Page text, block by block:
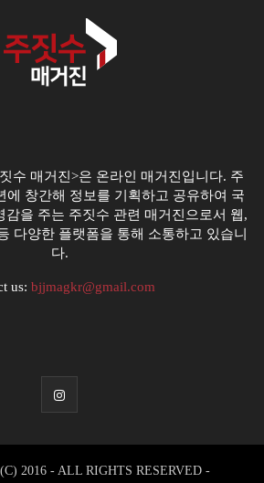
수 매거진>은 온라인 매거진입니다. 주
에 창간해 정보를 기획하고 공유하여 국
감을 주는 주짓수 관련 매거진으로서 웹,
다양한 플랫폼을 통해 소통하고 있습니
다.
us: bjjmagkr@gmail.com
2016 - ALL RIGHTS RESERVED -